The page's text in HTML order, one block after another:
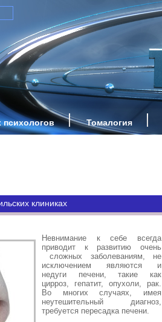
психологов Томалогия
клиниках
Невнимание к себе всегда
приводит к развитию очень
сложных заболеваниям, не
исключением являются и
недуги печени, такие как
цирроз, гепатит, опухоли, рак.
Во многих случаях, имея
неутешительный диагноз,
требуется пересадка печени.